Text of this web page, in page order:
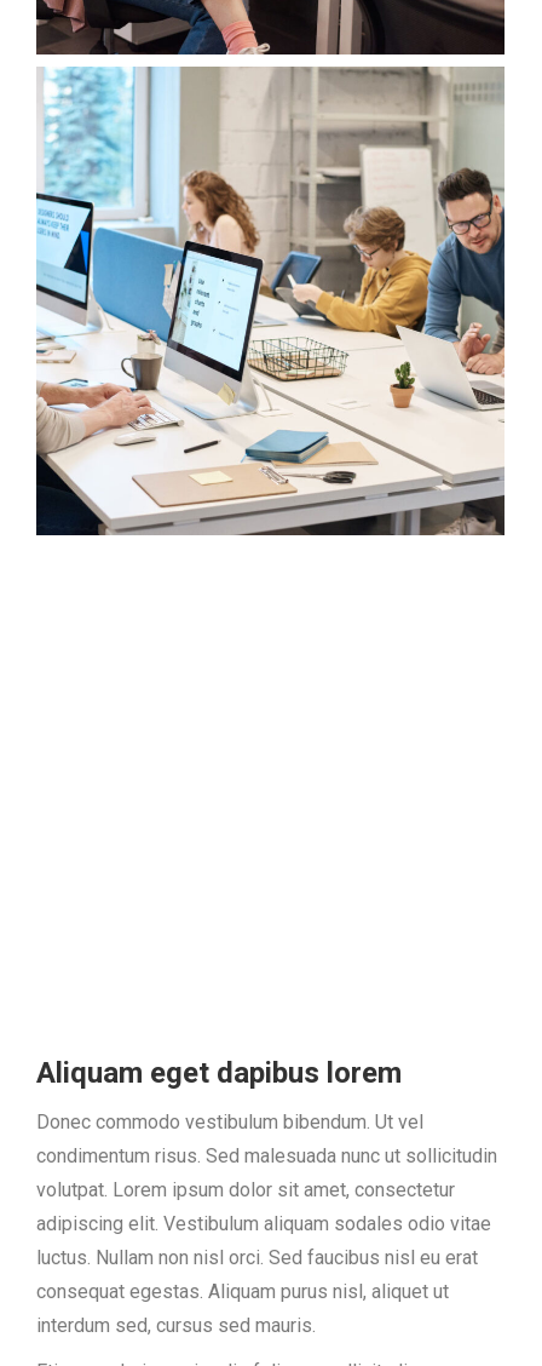
Aliquam eget dapibus lorem
Donec commodo vestibulum bibendum. Ut vel
condimentum risus. Sed malesuada nunc ut sollicitudin
volutpat. Lorem ipsum dolor sit amet, consectetur
adipiscing elit. Vestibulum aliquam sodales odio vitae
luctus. Nullam non nisl orci. Sed faucibus nisl eu erat
consequat egestas. Aliquam purus nisl, aliquet ut
interdum sed, cursus sed mauris.